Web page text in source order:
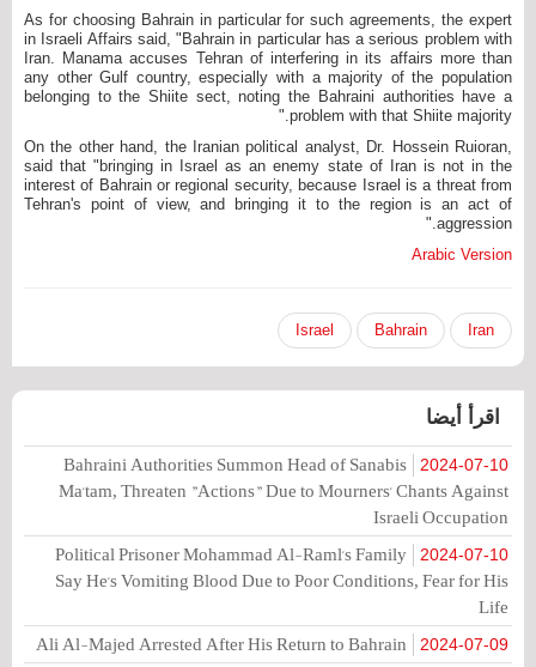
As for choosing Bahrain in particular for such agreements, the expert
in Israeli Affairs said, "Bahrain in particular has a serious problem with
Iran. Manama accuses Tehran of interfering in its affairs more than
any other Gulf country, especially with a majority of the population
belonging to the Shiite sect, noting the Bahraini authorities have a
problem with that Shiite majority."
On the other hand, the Iranian political analyst, Dr. Hossein Ruioran,
said that "bringing in Israel as an enemy state of Iran is not in the
interest of Bahrain or regional security, because Israel is a threat from
Tehran's point of view, and bringing it to the region is an act of
aggression."
Arabic Version
Iran
Bahrain
Israel
اقرأ أيضا
2024-07-10
Bahraini Authorities Summon Head of Sanabis
Ma'tam, Threaten "Actions" Due to Mourners' Chants Against
Israeli Occupation
2024-07-10
Political Prisoner Mohammad Al-Raml's Family
Say He's Vomiting Blood Due to Poor Conditions, Fear for His
Life
2024-07-09
Ali Al-Majed Arrested After His Return to Bahrain